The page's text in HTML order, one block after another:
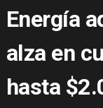
Energía
alza en
hasta